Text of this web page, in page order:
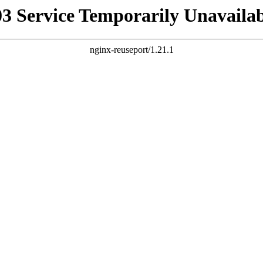
Service Temporarily
nginx-reuseport/1.21.1